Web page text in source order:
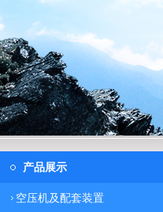
产品展示
空压机及配套装置